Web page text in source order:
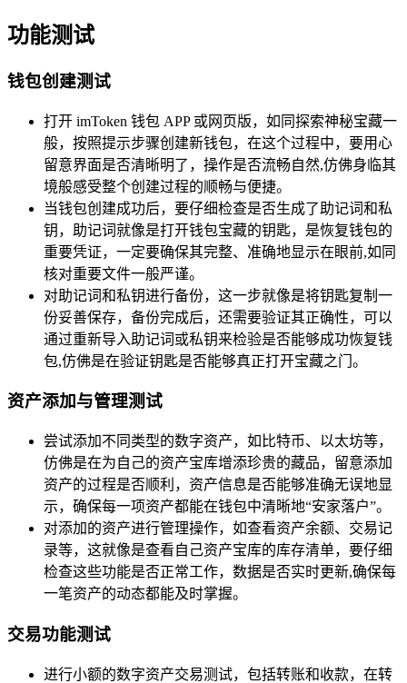
功能测试
钱包创建测试
打开 imToken 钱包 APP 或网页版，如同探索神秘宝藏一
般，按照提示步骤创建新钱包，在这个过程中，要用心
留意界面是否清晰明了，操作是否流畅自然,仿佛身临其
境般感受整个创建过程的顺畅与便捷。
当钱包创建成功后，要仔细检查是否生成了助记词和私
钥，助记词就像是打开钱包宝藏的钥匙，是恢复钱包的
重要凭证，一定要确保其完整、准确地显示在眼前,如同
核对重要文件一般严谨。
对助记词和私钥进行备份，这一步就像是将钥匙复制一
份妥善保存，备份完成后，还需要验证其正确性，可以
通过重新导入助记词或私钥来检验是否能够成功恢复钱
包,仿佛是在验证钥匙是否能够真正打开宝藏之门。
资产添加与管理测试
尝试添加不同类型的数字资产，如比特币、以太坊等，
仿佛是在为自己的资产宝库增添珍贵的藏品，留意添加
资产的过程是否顺利，资产信息是否能够准确无误地显
示，确保每一项资产都能在钱包中清晰地“安家落户”。
对添加的资产进行管理操作，如查看资产余额、交易记
录等，这就像是查看自己资产宝库的库存清单，要仔细
检查这些功能是否正常工作，数据是否实时更新,确保每
一笔资产的动态都能及时掌握。
交易功能测试
进行小额的数字资产交易测试，包括转账和收款，在转